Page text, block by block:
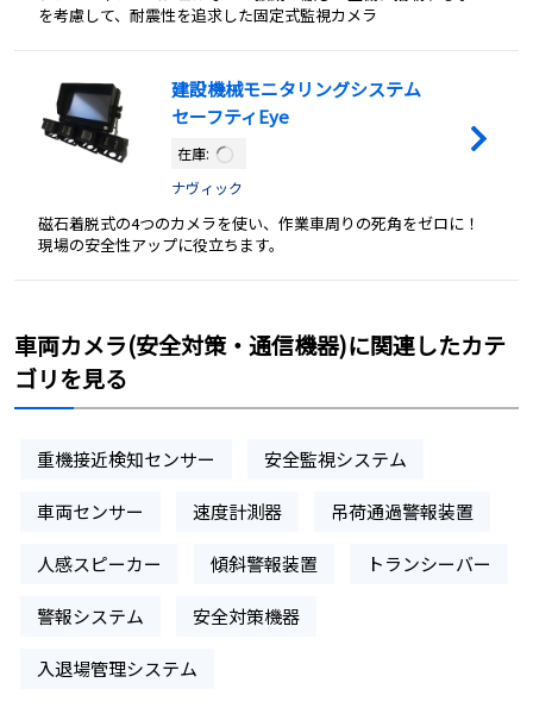
を考慮して、耐震性を追求した固定式監視カメラ
建設機械モニタリングシステム
セーフティEye
在庫:
ナヴィック
磁石着脱式の4つのカメラを使い、作業車周りの死角をゼロに！
現場の安全性アップに役立ちます。
車両カメラ(安全対策・通信機器)に関連したカテ
ゴリを見る
重機接近検知センサー 安全監視システム
車両センサー 速度計測器 吊荷通過警報装置
人感スピーカー 傾斜警報装置 トランシーバー
警報システム 安全対策機器
入退場管理システム